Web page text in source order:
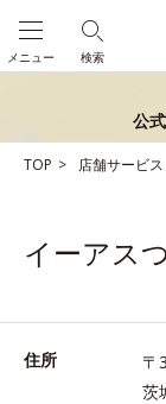
検索
メニュー
公
TOP 店舗サービ
イーアス
住所
〒
茨